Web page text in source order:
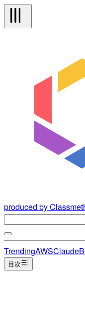
produced by
TrendingAWSClaude
目次